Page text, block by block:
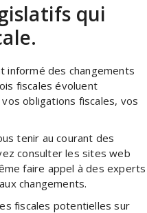
qui
informé des changements
fiscales évoluent
obligations fiscales, vos
tenir au courant des
consulter les sites web
faire appel à des experts
changements.
fiscales potentielles sur